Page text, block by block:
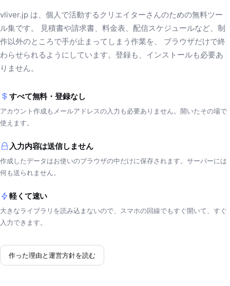
vliver.jp は、個人で活動するクリエイターさんのための無料ツー
ル集です。 見積書や請求書、料金表、配信スケジュールなど、制
作以外のところで手が止まってしまう作業を、 ブラウザだけで終
わらせられるようにしています。登録も、インストールも必要あ
りません。
すべて無料・登録なし
アカウント作成もメールアドレスの入力も必要ありません。開いたその場で
使えます。
入力内容は送信しません
作成したデータはお使いのブラウザの中だけに保存されます。サーバーには
何も送られません。
軽くて速い
大きなライブラリを読み込まないので、スマホの回線でもすぐ開いて、すぐ
入力できます。
作った理由と運営方針を読む